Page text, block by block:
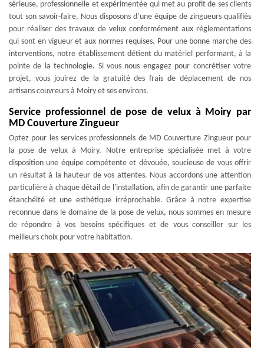
sérieuse, professionnelle et expérimentée qui met au profit de ses clients
tout son savoir-faire. Nous disposons d’une équipe de zingueurs qualifiés
pour réaliser des travaux de velux conformément aux réglementations
qui sont en vigueur et aux normes requises. Pour une bonne marche des
interventions, notre établissement détient du matériel performant, à la
pointe de la technologie. Si vous nous engagez pour concrétiser votre
projet, vous jouirez de la gratuité des frais de déplacement de nos
artisans couvreurs à Moiry et ses environs.
Service professionnel de pose de velux à Moiry par
MD Couverture Zingueur
Optez pour les services professionnels de MD Couverture Zingueur pour
la pose de velux à Moiry. Notre entreprise spécialisée met à votre
disposition une équipe compétente et dévouée, soucieuse de vous offrir
un résultat à la hauteur de vos attentes. Nous accordons une attention
particulière à chaque détail de l'installation, afin de garantir une parfaite
étanchéité et une esthétique irréprochable. Grâce à notre expertise
reconnue dans le domaine de la pose de velux, nous sommes en mesure
de répondre à vos besoins spécifiques et de vous conseiller sur les
meilleurs choix pour votre habitation.